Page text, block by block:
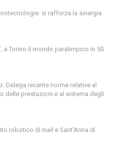
si rafforza la sinergia
a Torino il mondo paralimpico in 50
Delega recante norme relative al
delle prestazioni e al sistema degli
robotico di Inail e Sant’Anna di